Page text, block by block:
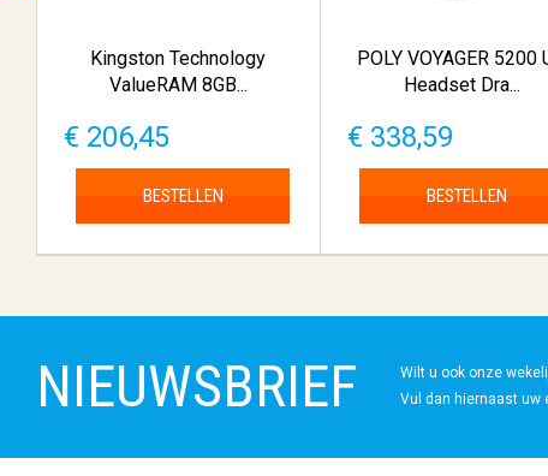
Kingston Technology
ValueRAM 8GB...
€ 206,45
BESTELLEN
POLY VOYAGER 5200
Headset Dra...
€ 338,59
BESTELLEN
NIEUWSBRIEF
Wilt u ook onze
Vul dan hiernaast uw